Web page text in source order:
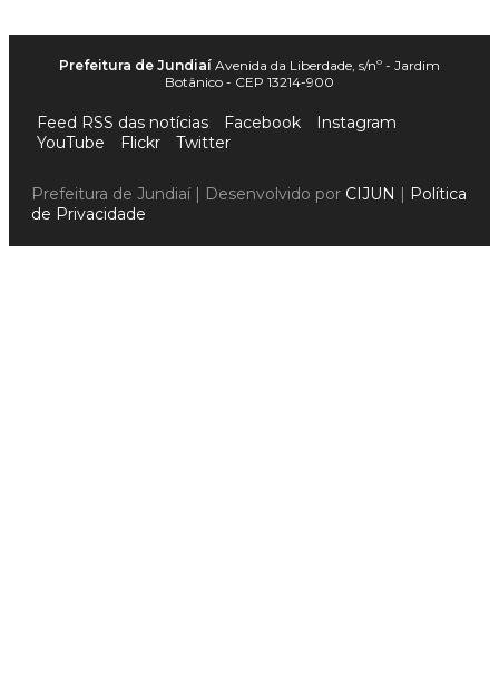
Prefeitura de Jundiaí Avenida da Liberdade, s/nº - Jardim
Botânico - CEP 13214-900
Feed RSS das notícias Facebook
Instagram
YouTube
Flickr Twitter
Prefeitura de Jundiaí | Desenvolvido por CIJUN | Política
de Privacidade